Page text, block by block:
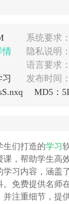
系统要求：
情 隐私说明：
语言要求：
发布时间：
生们打造的学习
，帮助学生高
习内容，涵盖
免费提供名师
注重细节，提